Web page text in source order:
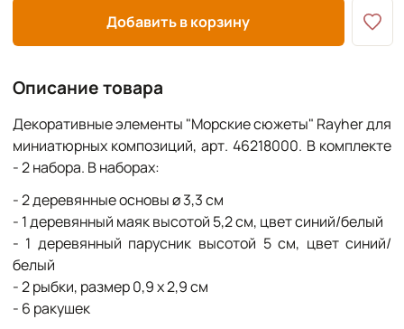
Добавить в корзину
Описание товара
Декоративные элементы "Морские сюжеты" Rayher для
миниатюрных композиций, арт. 46218000. В комплекте
- 2 набора. В наборах:
- 2 деревянные основы ø 3,3 см
- 1 деревянный маяк высотой 5,2 см, цвет синий/белый
- 1 деревянный парусник высотой 5 см, цвет синий/
белый
- 2 рыбки, размер 0,9 x 2,9 см
- 6 ракушек